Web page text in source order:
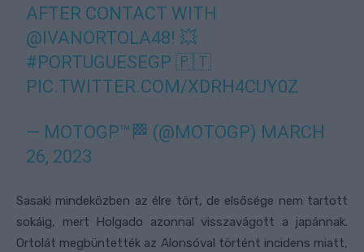
AFTER CONTACT WITH
@IVANORTOLA48! 💥
#PORTUGUESEGP 🇵🇹
PIC.TWITTER.COM/XDRH4CUY0Z
— MOTOGP™🏁 (@MOTOGP) MARCH
26, 2023
Sasaki mindeközben az élre tört, de elsősége nem tartott
sokáig, mert Holgado azonnal visszavágott a japánnak.
Ortolát megbüntették az Alonsóval történt incidens miatt,